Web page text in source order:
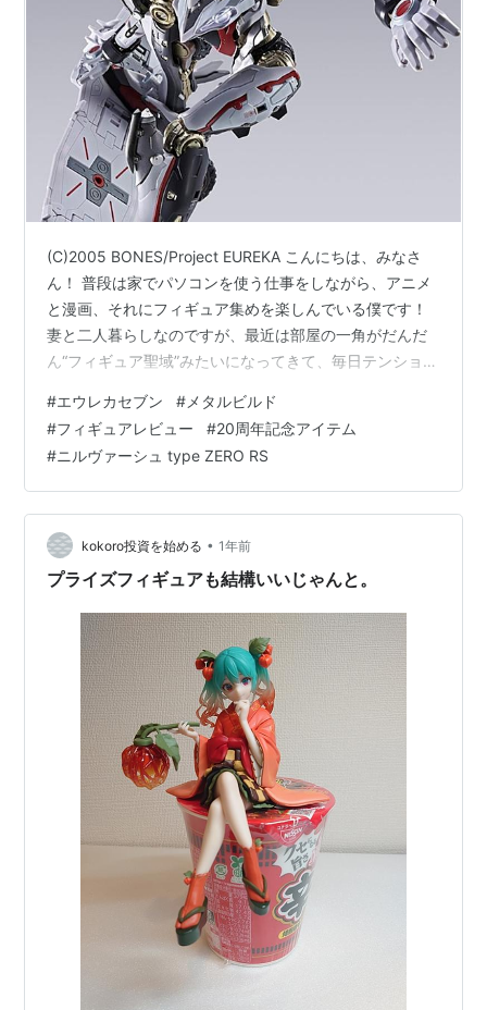
(C)2005 BONES/Project EUREKA こんにちは、みなさ
ん！ 普段は家でパソコンを使う仕事をしながら、アニメ
と漫画、それにフィギュア集めを楽しんでいる僕です！
妻と二人暮らしなのですが、最近は部屋の一角がだんだ
ん“フィギュア聖域”みたいになってきて、毎日テンション
ポチしたのが「METAL BUILD ニルヴァーシュ type
ZERO RS」です！ 20周年記念で発表された瞬間、胸がグ
ッと掴まれて…！気づいたら「購入」ボタンを押してい
ました！ まず最初に、購入を決意した“良かった点”をま
とめると… 河森正治×京田知巳監督とい…
#エウレカセブン #メタルビルド
#フィギュアレビュー #20周年記念アイテム
#ニルヴァーシュ type ZERO RS
kokoro投資を始める • 1年前
プライズフィギュアも結構いいじゃんと。